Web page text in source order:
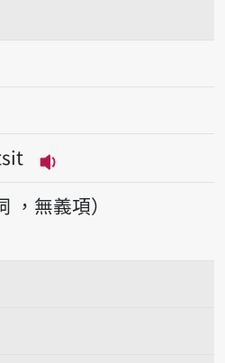
播放音讀khòng-bu̍t-
，無義項）